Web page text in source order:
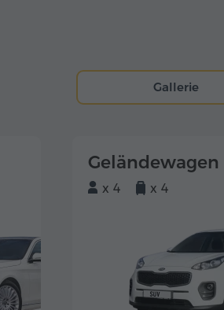
Gallerie
Geländewagen
x 4 x 4